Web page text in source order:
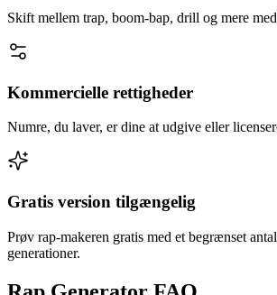
Skift mellem trap, boom-bap, drill og mere
Kommercielle rettigheder
Numre, du laver, er dine at udgive eller
Gratis version tilgængelig
Prøv rap-makeren gratis med et begrænset
generationer.